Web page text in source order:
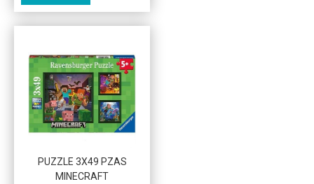
PUZZLE 3X49 PZAS
MINECRAFT
Más info